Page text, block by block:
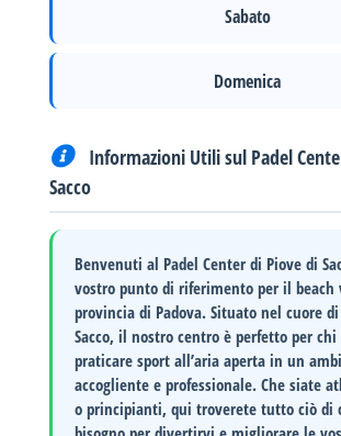
Sabato
Domenica
Informazioni Utili sul Padel
Sacco
Benvenuti al Padel Center di Piove di
vostro punto di riferimento per il beach
provincia di Padova. Situato nel cuore
Sacco, il nostro centro è perfetto per chi
praticare sport all’aria aperta in un
accogliente e professionale. Che siate
o principianti, qui troverete tutto ciò di